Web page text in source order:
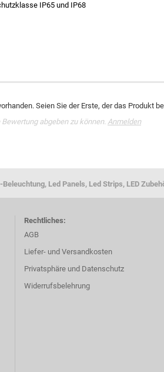
IP65 und IP68
Seien Sie der Erste, der das Produkt
abgeben zu können. Anmelden
Beleuchtung, Led Panels, Led Strips, LED
Rechtliches:
AGB
Liefer- und Versandkosten
Privatsphäre und Datenschutz
Widerrufsbelehrung